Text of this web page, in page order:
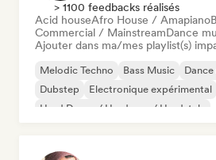
> 1100 feedbacks réalisés
Acid houseAfro House / Amapiano
Commercial / MainstreamDance
Ajouter dans ma/mes playlist(s)
Melodic Techno Bass Music
Dubstep
Electronique expérimental
Hard Dance / Hardcore / Hardstyle